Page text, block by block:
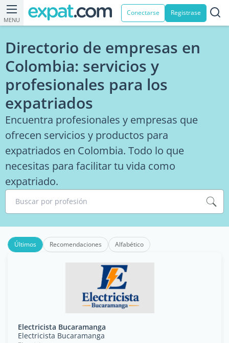
MENU
Conectarse Registrase
Directorio de empresas en
Colombia: servicios y
profesionales para los
expatriados
Encuentra profesionales y empresas que
ofrecen servicios y productos para
expatriados en Colombia. Todo lo que
necesitas para facilitar tu vida como
expatriado.
Buscar por profesión
Últimos Recomendaciones Alfabético
Electricista Bucaramanga
Electricista Bucaramanga